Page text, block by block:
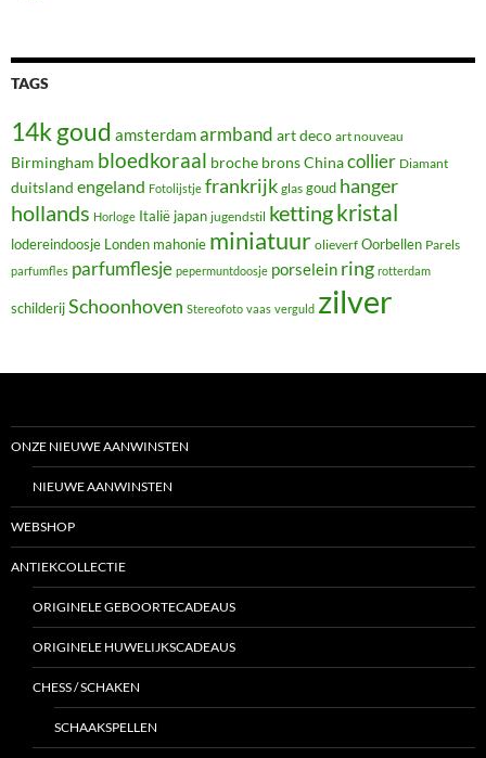
TAGS
14k goud amsterdamarmband art deco art nouveau
Birmingham bloedkoraal broche bronsChinacollier Diamant
duitsland engeland Fotolijstje frankrijk glas goud hanger
hollands Horloge Italië japan jugendstil kettingkristal
lodereindoosje Londen mahonie miniatuur olieverf Oorbellen Parels
parfumfles parfumflesje pepermuntdoosje porselein ring rotterdam
schilderijSchoonhoven Stereofoto vaas verguld zilver
ONZE NIEUWE AANWINSTEN
NIEUWE AANWINSTEN
WEBSHOP
ANTIEKCOLLECTIE
ORIGINELE GEBOORTECADEAUS
ORIGINELE HUWELIJKSCADEAUS
CHESS / SCHAKEN
SCHAAKSPELLEN